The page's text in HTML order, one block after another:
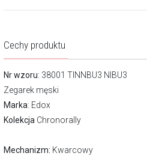
Cechy produktu
Nr wzoru: 38001 TINNBU3 NIBU3
Zegarek męski
Marka: Edox
Kolekcja Chronorally
Mechanizm: Kwarcowy